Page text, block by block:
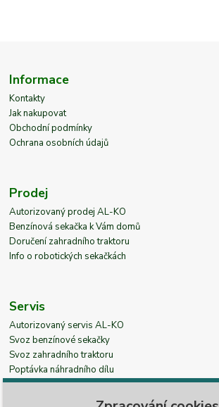
Informace
Kontakty
Jak nakupovat
Obchodní podmínky
Ochrana osobních údajů
Prodej
Autorizovaný prodej AL-KO
Benzínová sekačka k Vám domů
Doručení zahradního traktoru
Info o robotických sekačkách
Servis
Autorizovaný servis AL-KO
Svoz benzínové sekačky
Svoz zahradního traktoru
Poptávka náhradního dílu